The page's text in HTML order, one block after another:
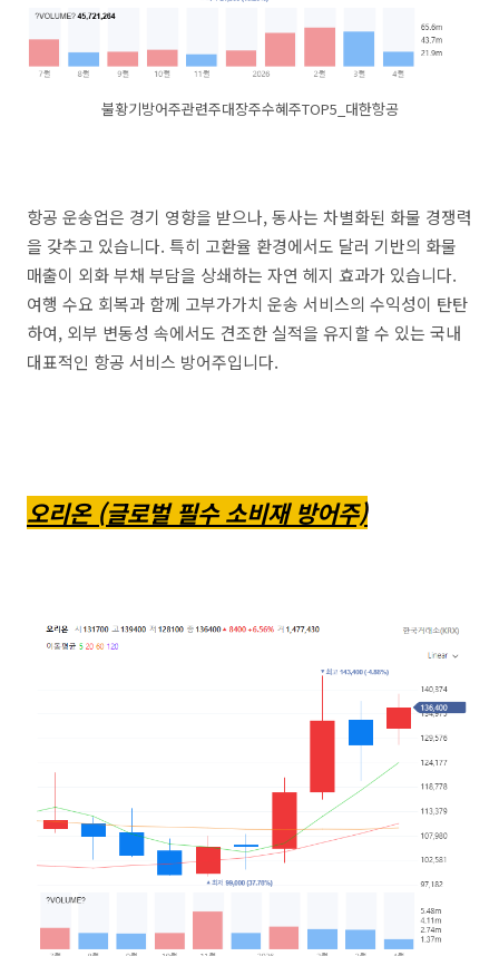
불황기방어주관련주대장주수혜주TOP5_대한항공
항공 운송업은 경기 영향을 받으나, 동사는 차별화된 화물 경쟁력
을 갖추고 있습니다. 특히 고환율 환경에서도 달러 기반의 화물
매출이 외화 부채 부담을 상쇄하는 자연 헤지 효과가 있습니다.
여행 수요 회복과 함께 고부가가치 운송 서비스의 수익성이 탄탄
하여, 외부 변동성 속에서도 견조한 실적을 유지할 수 있는 국내
대표적인 항공 서비스 방어주입니다.
오리온 (글로벌 필수 소비재 방어주)